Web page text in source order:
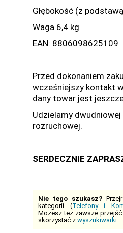
Głębokość (z
Waga 6,4 kg
EAN: 8806098625109
Przed dokonaniem
wcześniejszy kontakt
dany towar jest
Udzielamy
rozruchowej.
SERDECZNIE
Nie tego szukasz?
kategorii (Telefony i
Możesz też zawsze przejść
skorzystać z wyszukiwarki.